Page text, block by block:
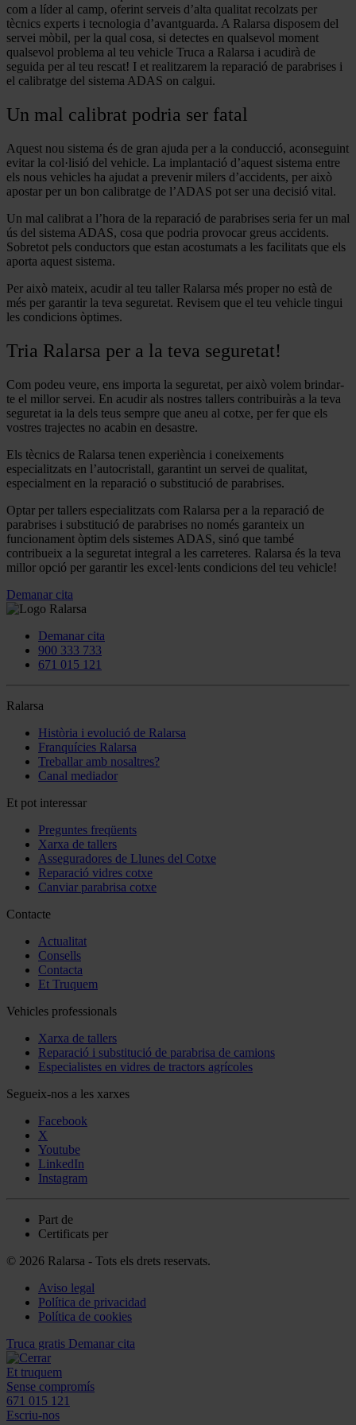
com a líder al camp, oferint serveis d’alta qualitat recolzats per
tècnics experts i tecnologia d’avantguarda. A Ralarsa disposem del
servei mòbil, per la qual cosa, si detectes en qualsevol moment
qualsevol problema al teu vehicle Truca a Ralarsa i acudirà de
seguida per al teu rescat! I et realitzarem la reparació de parabrises i
el calibratge del sistema ADAS on calgui.
Un mal calibrat podria ser fatal
Aquest nou sistema és de gran ajuda per a la conducció, aconseguint
evitar la col·lisió del vehicle. La implantació d’aquest sistema entre
els nous vehicles ha ajudat a prevenir milers d’accidents, per això
apostar per un bon calibratge de l’ADAS pot ser una decisió vital.
Un mal calibrat a l’hora de la reparació de parabrises seria fer un mal
ús del sistema ADAS, cosa que podria provocar greus accidents.
Sobretot pels conductors que estan acostumats a les facilitats que els
aporta aquest sistema.
Per això mateix, acudir al teu taller Ralarsa més proper no està de
més per garantir la teva seguretat. Revisem que el teu vehicle tingui
les condicions òptimes.
Tria Ralarsa per a la teva seguretat!
Com podeu veure, ens importa la seguretat, per això volem brindar-
te el millor servei. En acudir als nostres tallers contribuiràs a la teva
seguretat ia la dels teus sempre que aneu al cotxe, per fer que els
vostres trajectes no acabin en desastre.
Els tècnics de Ralarsa tenen experiència i coneixements
especialitzats en l’autocristall, garantint un servei de qualitat,
especialment en la reparació o substitució de parabrises.
Optar per tallers especialitzats com Ralarsa per a la reparació de
parabrises i substitució de parabrises no només garanteix un
funcionament òptim dels sistemes ADAS, sinó que també
contribueix a la seguretat integral a les carreteres. Ralarsa és la teva
millor opció per garantir les excel·lents condicions del teu vehicle!
Demanar cita
Demanar cita
900 333 733
671 015 121
Ralarsa
Història i evolució de Ralarsa
Franquícies Ralarsa
Treballar amb nosaltres?
Canal mediador
Et pot interessar
Preguntes freqüents
Xarxa de tallers
Asseguradores de Llunes del Cotxe
Reparació vidres cotxe
Canviar parabrisa cotxe
Contacte
Actualitat
Consells
Contacta
Et Truquem
Vehicles professionals
Xarxa de tallers
Reparació i substitució de parabrisa de camions
Especialistes en vidres de tractors agrícoles
Segueix-nos a les xarxes
Facebook
X
Youtube
LinkedIn
Instagram
Part de
Certificats per
© 2026 Ralarsa - Tots els drets reservats.
Aviso legal
Política de privacidad
Política de cookies
Truca gratis Demanar cita
Et truquem
Sense compromís
671 015 121
Escriu-nos